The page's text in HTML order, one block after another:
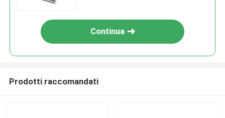
Continua
Prodotti raccomandati